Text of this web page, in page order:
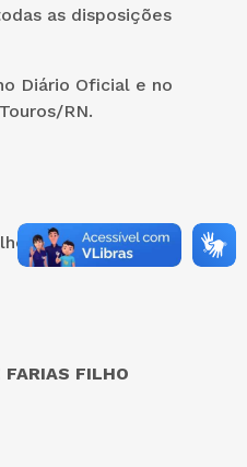
as disposições
Diário Oficial e no
RN.
de 2024.
FARIAS FILHO